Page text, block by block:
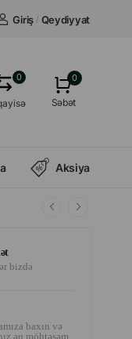
Giriş / Qeydiyyat
0 0
Səbət
Aksiya
bizdə
baxın və
ən möhtəşəm